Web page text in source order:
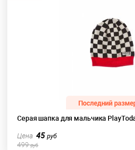
Серая шапка для мальчика
Цена 45руб
499руб